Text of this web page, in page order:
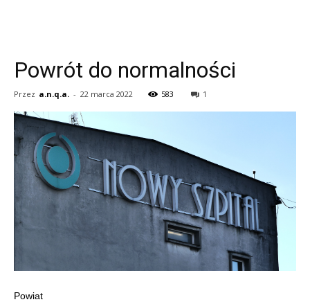
Powrót do normalności
Przez a.n.q.a. - 22 marca 2022 583 1
Powiat